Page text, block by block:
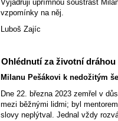
Vyjadřuji upřímnou soustrast
vzpomínky na něj.
Luboš Zajíc
Ohlédnutí za životní
Milanu Pešákovi k nedožitým
Dne 22. března 2023 zemřel v
mezi běžnými lidmi; byl
slovy neplýtval. Jednal vždy